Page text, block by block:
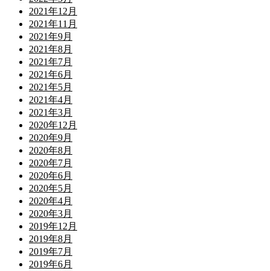
2021年12月
2021年11月
2021年9月
2021年8月
2021年7月
2021年6月
2021年5月
2021年4月
2021年3月
2020年12月
2020年9月
2020年8月
2020年7月
2020年6月
2020年5月
2020年4月
2020年3月
2019年12月
2019年8月
2019年7月
2019年6月